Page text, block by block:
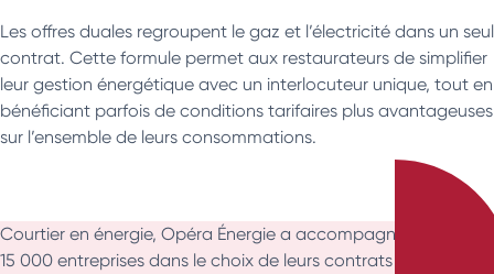
Les offres duales regroupent le gaz et l’électricité dans un seul
contrat. Cette formule permet aux restaurateurs de simplifier
leur gestion énergétique avec un interlocuteur unique, tout en
bénéficiant parfois de conditions tarifaires plus avantageuses
sur l’ensemble de leurs consommations.
Courtier en énergie, Opéra Énergie a accompagné plus de
15 000 entreprises dans le choix de leurs contrats